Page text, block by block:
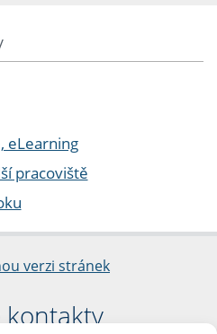
eLearning
pracoviště
verzi stránek
kontakty